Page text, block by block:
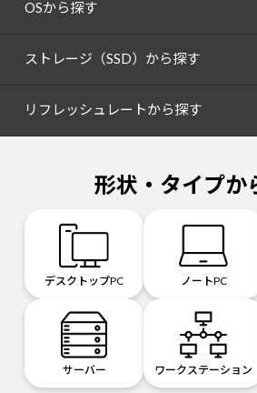
OSから探す
ストレージ（SSD）から探す
リフレッシュレートから探す
形状・タイプか
デスクトップPC ノートPC
サーバー ワークステーション